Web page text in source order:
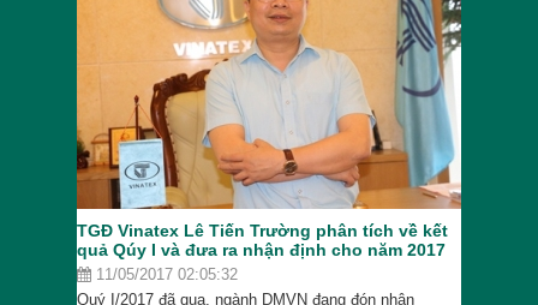
TGĐ Vinatex Lê Tiến Trường phân tích về kết
quả Qúy I và đưa ra nhận định cho năm 2017
11/05/2017 02:05:32
Quý I/2017 đã qua, ngành DMVN đang đón nhận